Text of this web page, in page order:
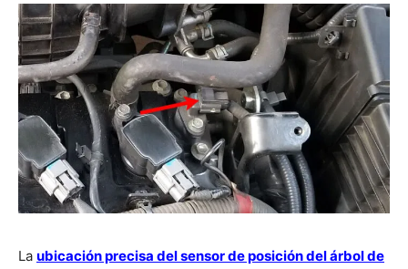
La ubicación precisa del sensor de posición del árbol de